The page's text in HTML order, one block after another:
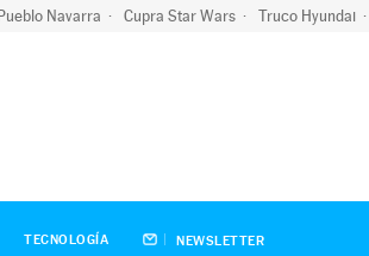
Pueblo Navarra Cupra Star Wars Truco Hyundai
TECNOLOGÍA NEWSLETTER